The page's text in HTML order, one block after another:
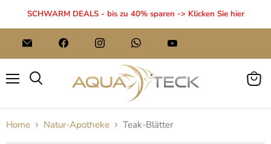
SCHWARM DEALS - bis zu 40% sparen -> Klicken Sie hier
TECK
Finden
uns
Facebook
Finden
uns
auf
Instagram
Finden
uns
auf
WhatsApp
uns
YouTube
Home Natur-Apotheke Teak-Blätter